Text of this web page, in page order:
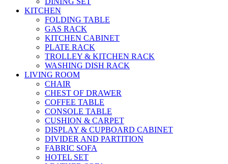
KITCHEN
FOLDING TABLE
GAS RACK
KITCHEN CABINET
PLATE RACK
TROLLEY & KITCHEN RACK
WASHING DISH RACK
LIVING ROOM
CHAIR
CHEST OF DRAWER
COFFEE TABLE
CONSOLE TABLE
CUSHION & CARPET
DISPLAY & CUPBOARD CABINET
DIVIDER AND PARTITION
FABRIC SOFA
HOTEL SET